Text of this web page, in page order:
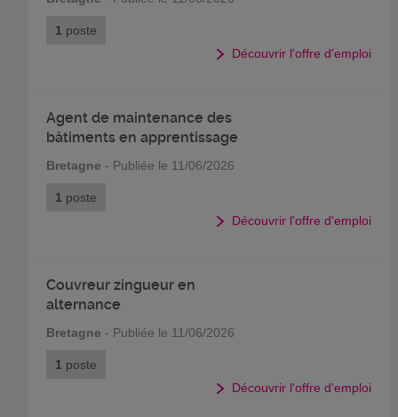
1 poste
Découvrir l'offre d'emploi
Agent de maintenance des
bâtiments en apprentissage
Bretagne - Publiée le 11/06/2026
1 poste
Découvrir l'offre d'emploi
Couvreur zingueur en
alternance
Bretagne - Publiée le 11/06/2026
1 poste
Découvrir l'offre d'emploi